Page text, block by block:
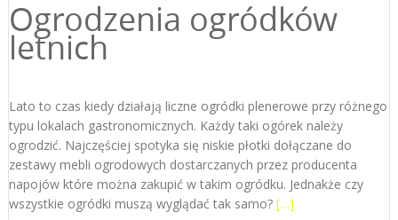
Ogrodzenia ogródków
letnich
Lato to czas kiedy działają liczne ogródki plenerowe przy różnego
typu lokalach gastronomicznych. Każdy taki ogórek należy
ogrodzić. Najczęściej spotyka się niskie płotki dołączane do
zestawy mebli ogrodowych dostarczanych przez producenta
napojów które można zakupić w takim ogródku. Jednakże czy
wszystkie ogródki muszą wyglądać tak samo? […]